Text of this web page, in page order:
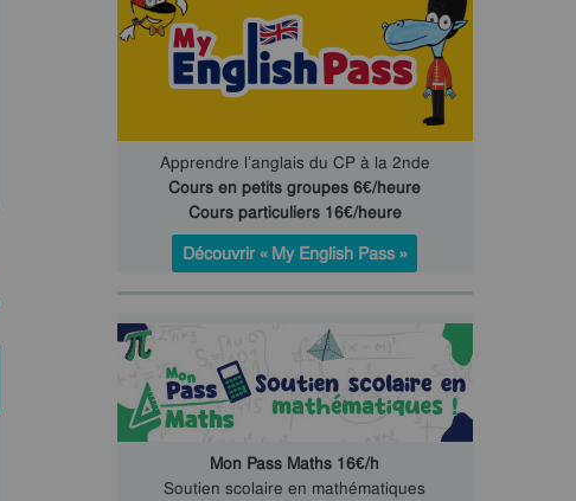
Apprendre l’anglais du CP à la 2nde
Cours en petits groupes 6€/heure
Cours particuliers 16€/heure
Découvrir « My English Pass »
Mon Pass Maths 16€/h
Soutien scolaire en mathématiques